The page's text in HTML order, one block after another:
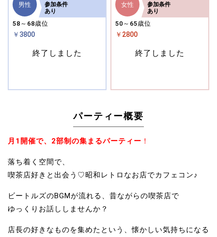
男性
58～68歳位
￥3800
参加条件
あり
終了しました
女性
50～65歳位
￥2800
参加条件
あり
終了しました
パーティー概要
月1開催で、2部制の集まるパーティー ！
落ち着く空間で、
喫茶店好きと出会う♡昭和レトロなお店でカフェコン♪
ビートルズのBGMが流れる、昔ながらの喫茶店で
ゆっくりお話ししませんか？
店長の好きなものを集めたという、懐かしい気持ちになる